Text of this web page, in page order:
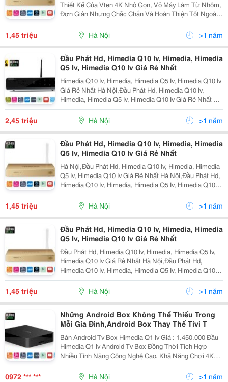
Thiết Kế Của Vten 4K Nhỏ Gọn, Vỏ Máy Làm Từ Nhôm,
Đơn Giản Nhưng Chắc Chắn Và Hoàn Thiện Tốt Ngoài
Đầu Phát, Phụ Kiện Đi Kèm Thêm Đầy Đủ. - Điều Khiển
Nhẹ, Dễ Cầm Với Các Phím Lớn Có Thể Dùng Được
1,45 triệu Hà Nội >1 năm
Đầu Phát Hd, Himedia Q10 Iv, Himedia, Himedia
Q5 Iv, Himedia Q10 Iv Giá Rẻ Nhất
Himedia Q10 Iv, Himedia, Himedia Q5 Iv, Himedia Q10 Iv
Giá Rẻ Nhất Hà Nội,Đầu Phát Hd, Himedia Q10 Iv,
Himedia, Himedia Q5 Iv, Himedia Q10 Iv Giá Rẻ Nhất Hà
Nội,Đầu Phát Hd, Himedia Q10 Iv, Himedia, Himedia Q5
Iv, Himedia Q10 Iv Giá Rẻ Nhất Hà Nội,Đầ
2,45 triệu Hà Nội >1 năm
Đầu Phát Hd, Himedia Q10 Iv, Himedia, Himedia
Q5 Iv, Himedia Q10 Iv Giá Rẻ Nhất
Hà Nội,Đầu Phát Hd, Himedia Q10 Iv, Himedia, Himedia
Q5 Iv, Himedia Q10 Iv Giá Rẻ Nhất Hà Nội,Đầu Phát Hd,
Himedia Q10 Iv, Himedia, Himedia Q5 Iv, Himedia Q10 Iv
Giá Rẻ Nhất Hà Nội,Đầu Phát Hd, Himedia Q10 Iv,
Himedia, Himedia Q5 Iv, Himedia Q10 Iv G
1,45 triệu Hà Nội >1 năm
Đầu Phát Hd, Himedia Q10 Iv, Himedia, Himedia
Q5 Iv, Himedia Q10 Iv Giá Rẻ Nhất
Đầu Phát Hd, Himedia Q10 Iv, Himedia, Himedia Q5 Iv,
Himedia Q10 Iv Giá Rẻ Nhất Hà Nội,Đầu Phát Hd,
Himedia Q10 Iv, Himedia, Himedia Q5 Iv, Himedia Q10 Iv
Giá Rẻ Nhất Hà Nội,Đầu Phát Hd, Himedia Q10 Iv,
Himedia, Himedia Q5 Iv, Himedia Q10 Iv Giá Rẻ N
1,45 triệu Hà Nội >1 năm
Những Android Box Không Thể Thiếu Trong
Mỗi Gia Đình,Android Box Thay Thế Tivi T
Bán Android Tv Box Himedia Q1 Iv Giá : 1.450.000 Đầu
Himedia Q1 Iv Android Tv Box Đồng Thời Tích Hợp
Nhiều Tính Năng Công Nghệ Cao. Khả Năng Chơi 4K2K
Uhd Video Playback ,Giải Mã Phần Cứng H.265, Tích
Hợp 1 Cổng Usb 3.0, Hỗ Trợ Play Bluray-Iso Và 3D
0972 *** *** Hà Nội >1 năm